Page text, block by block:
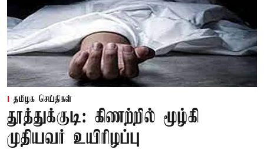
தமிழக செய்திகள்
தூத்துக்குடி: கிணற்றில் மூழ்கி
முதியவர் உயிரிழப்பு